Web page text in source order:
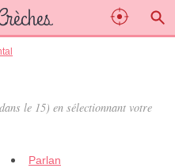
le 15) en sélectionnant votre
Parlan